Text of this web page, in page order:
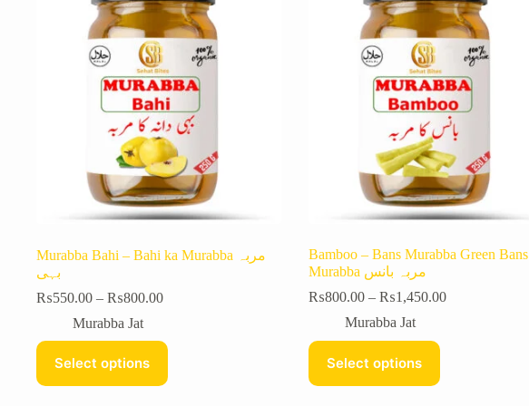
Murabba Bahi – Bahi ka Murabba مربہ
بہی
₨550.00 – ₨800.00
Murabba Jat
Select options
Bamboo – Bans Murabba Green Bans
Murabba مربہ بانس
₨800.00 – ₨1,450.00
Murabba Jat
Select options